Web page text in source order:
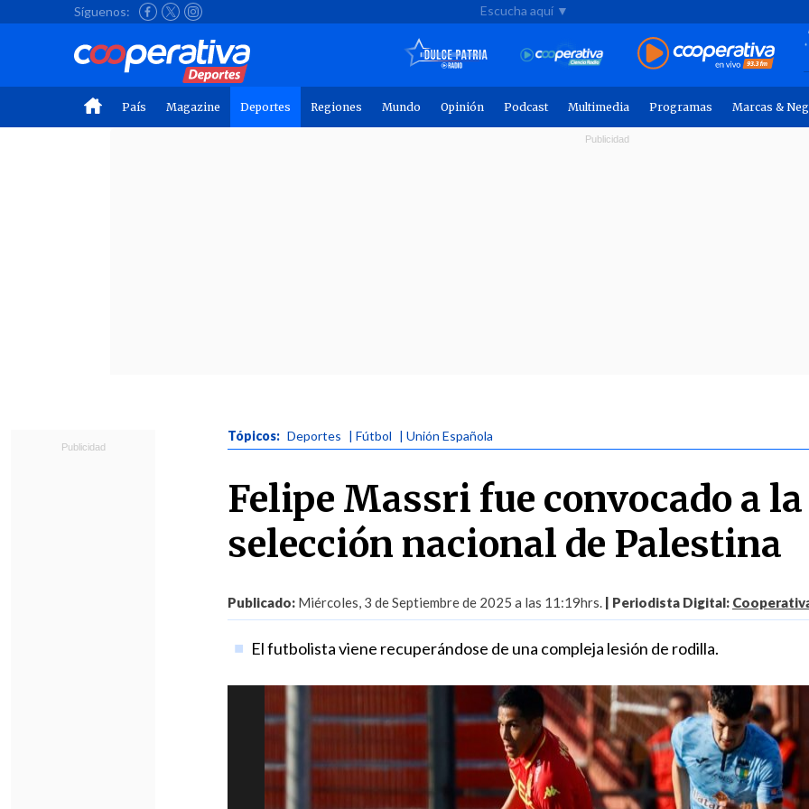
Síguenos: Escucha aquí ▼
País Magazine Deportes Regiones Mundo Opinión Podcast Multimedia Programas Marcas &
Tópicos: Deportes | Fútbol | Unión Española
Felipe Massri fue convocado a la
selección nacional de Palestina
Publicado: Miércoles, 3 de Septiembre de 2025 a las 11:19hrs. | Periodista Digital:
El futbolista viene recuperándose de una compleja lesión de rodilla.